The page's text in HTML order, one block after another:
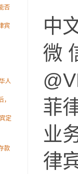
中
微
菲
业
律
否
宾
人
定
款